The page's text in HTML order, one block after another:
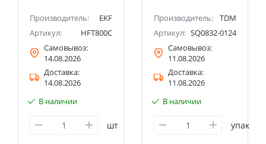
Производитель:
EKF
Артикул:
HFT800C
Самовывоз:
14.08.2026
Доставка:
14.08.2026
В наличии
шт
Производитель:
TDM
Артикул: SQ0832-0124
Самовывоз:
11.08.2026
Доставка:
11.08.2026
В наличии
упак